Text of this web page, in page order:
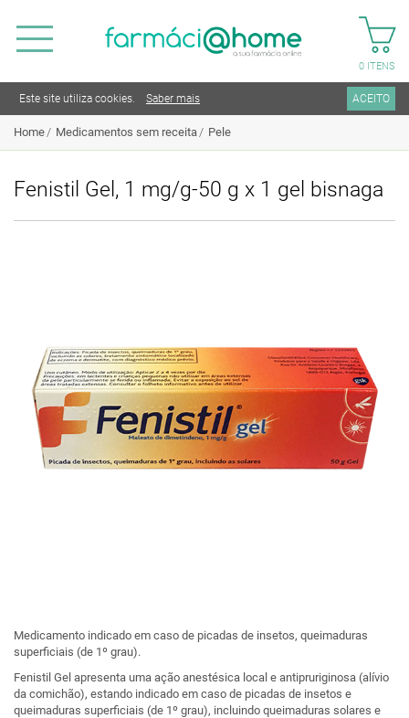
0 ITENS
Este site utiliza cookies. Saber mais ACEITO
Home Medicamentos sem receita Pele
Fenistil Gel, 1 mg/g-50 g x 1 gel bisnaga
Medicamento indicado em caso de picadas de insetos, queimaduras
superficiais (de 1º grau).
Fenistil Gel apresenta uma ação anestésica local e antipruriginosa (alívio
da comichão), estando indicado em caso de picadas de insetos e
queimaduras superficiais (de 1º grau), incluindo queimaduras solares e